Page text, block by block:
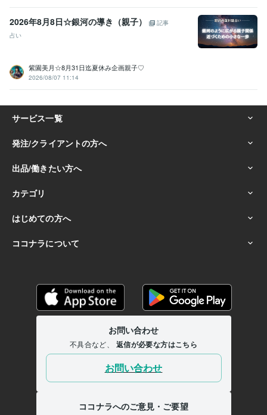
2026年8月8日☆銀河の導き（親子）
記事
占い
紫園美月☆8月31日迄夏休み企画親子♡
2026/08/07 11:14